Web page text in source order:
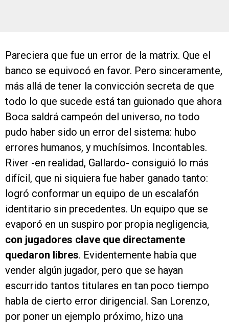
Pareciera que fue un error de la matrix. Que el
banco se equivocó en favor. Pero sinceramente,
más allá de tener la convicción secreta de que
todo lo que sucede está tan guionado que ahora
Boca saldrá campeón del universo, no todo
pudo haber sido un error del sistema: hubo
errores humanos, y muchísimos. Incontables.
River -en realidad, Gallardo- consiguió lo más
difícil, que ni siquiera fue haber ganado tanto:
logró conformar un equipo de un escalafón
identitario sin precedentes. Un equipo que se
evaporó en un suspiro por propia negligencia,
con jugadores clave que directamente
quedaron libres. Evidentemente había que
vender algún jugador, pero que se hayan
escurrido tantos titulares en tan poco tiempo
habla de cierto error dirigencial. San Lorenzo,
por poner un ejemplo próximo, hizo una